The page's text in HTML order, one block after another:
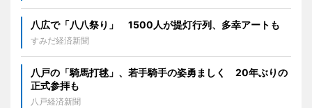
八広で「八八祭り」 1500人が提灯行列、多幸アートも
すみだ経済新聞
八戸の「騎馬打毬」、若手騎手の姿勇ましく 20年ぶりの
正式参拝も
八戸経済新聞